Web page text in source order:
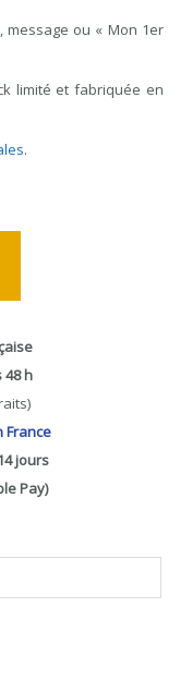
ou « Mon 1er
limité et fabriquée en
.
h
jours
Pay)